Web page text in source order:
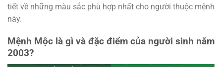
tiết về những màu sắc phù hợp nhất cho người thuộc mệnh
này.
Mệnh Mộc là gì và đặc điểm của người sinh năm
2003?